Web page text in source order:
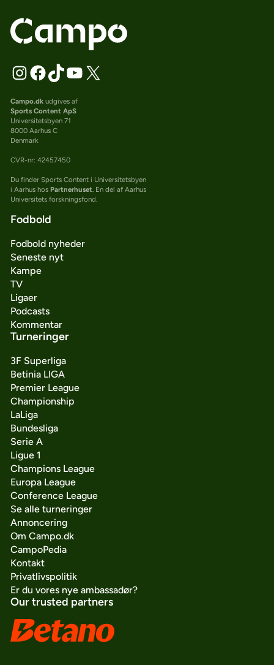
Campo.dkudgives af
Sports Content ApS
Universitetsbyen 71
8000 Aarhus C
Denmark
CVR-nr: 42457450
Du finder Sports Content i Universitetsbyen
i Aarhus hos Partnerhuset. En del af Aarhus
Universitets forskningsfond.
Fodbold
Fodbold nyheder
Seneste nyt
Kampe
TV
Ligaer
Podcasts
Kommentar
Turneringer
3F Superliga
Betinia LIGA
Premier League
Championship
LaLiga
Bundesliga
Serie A
Ligue 1
Champions League
Europa League
Conference League
Se alle turneringer
Annoncering
Om Campo.dk
CampoPedia
Kontakt
Privatlivspolitik
Er du vores nye ambassadør?
Our trusted partners